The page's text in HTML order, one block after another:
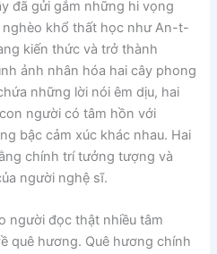
đã gửi gắm những hi vọng
khổ thất học như An-t-
kiến thức và trở thành
ảnh nhân hóa hai cây phong
những lời nói êm dịu, hai
người có tâm hồn với
bậc cảm xúc khác nhau. Hai
chính trí tưởng tượng và
người nghệ sĩ.
người đọc thật nhiều tâm
quê hương. Quê hương chính